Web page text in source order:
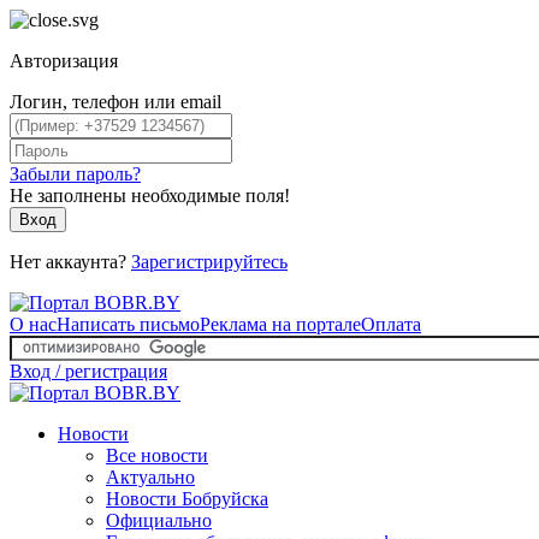
Авторизация
Логин, телефон или email
Забыли пароль?
Не заполнены необходимые поля!
Вход
Нет аккаунта? Зарегистрируйтесь
О насНаписать письмоРеклама на порталеОплата
Вход / регистрация
Новости
Все новости
Актуально
Новости Бобруйска
Официально